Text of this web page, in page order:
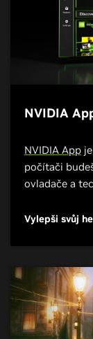
NVIDIA
NVIDIA App
počítači
ovladače a
Vylepši svůj